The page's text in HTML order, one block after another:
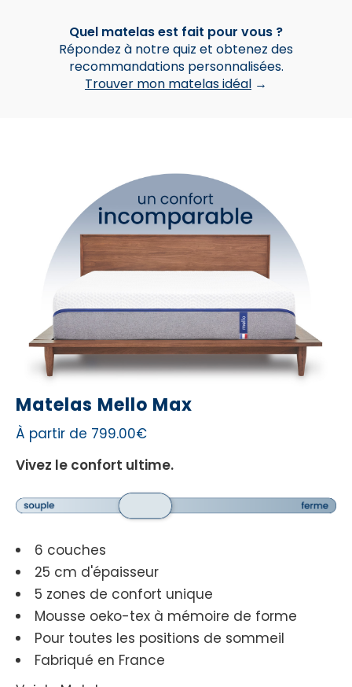
Quel matelas est fait pour vous ?
Répondez à notre quiz et obtenez des
recommandations personnalisées.
Trouver mon matelas idéal →
Matelas Mello Max
À partir de 799.00€
Vivez le confort ultime.
6 couches
25 cm d'épaisseur
5 zones de confort unique
Mousse oeko-tex à mémoire de forme
Pour toutes les positions de sommeil
Fabriqué en France